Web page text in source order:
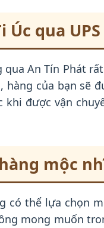
qua UPS
An Tín Phát
của bạn sẽ
được vận
mộc
có thể lựa chọn
mong muốn